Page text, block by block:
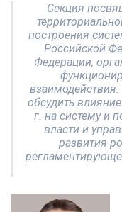
Секция
построения
Российской
Федерации,
взаимодействия.
обсудить
г. на систему и
власти и
развития